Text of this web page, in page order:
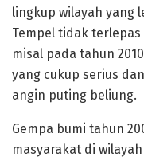
lingkup wilayah yang
Tempel tidak
misal pada tahun
yang cukup serius
angin puting beliung.
Gempa bumi tahun
masyarakat di